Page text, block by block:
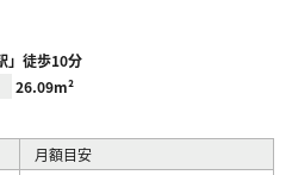
」徒歩10分
26.09m²
月額目安